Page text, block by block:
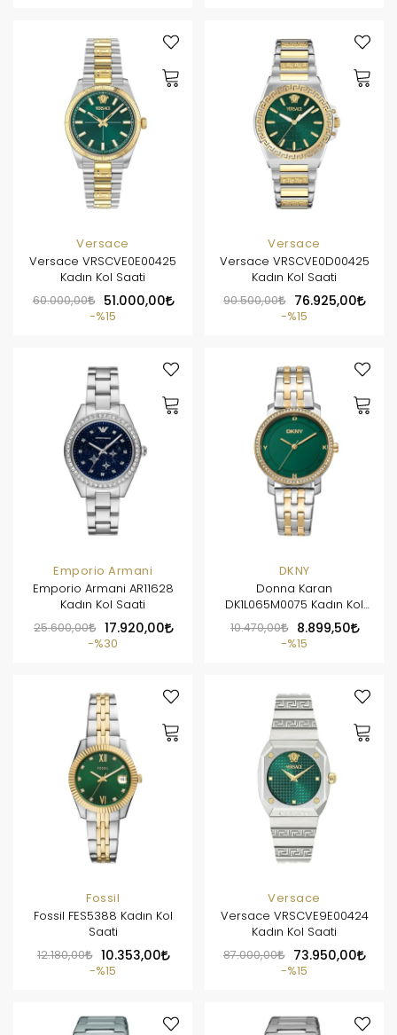
Versace
Versace VRSCVE0E00425
Kadın Kol Saati
60.000,00
51.000,00
%15
Versace
Versace VRSCVE0D00425
Kadın Kol Saati
90.500,00
76.925,00
%15
Emporio Armani
Emporio Armani AR11628
Kadın Kol Saati
25.600,00
17.920,00
%30
DKNY
Donna Karan
DK1L065M0075 Kadın Kol
Saati
10.470,00 8.899,50
%15
Fossil
Fossil FES5388 Kadın Kol
Saati
12.180,00
10.353,00
%15
Versace
Versace VRSCVE9E00424
Kadın Kol Saati
87.000,00
73.950,00
%15